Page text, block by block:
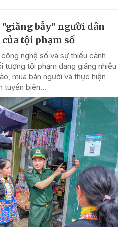
bẫy" người dân
tội phạm số
nghệ số và sự thiếu cảnh
tượng tội phạm đang giăng nhiều
mua bán người và thực hiện
tuyến biên...